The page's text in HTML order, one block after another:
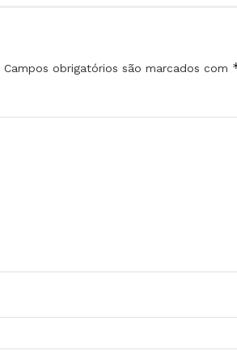
Campos obrigatórios são marcados com